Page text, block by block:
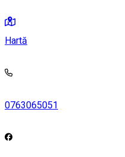
Hartă
0763065051